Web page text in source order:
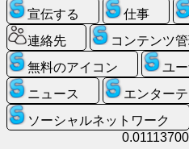
イ
コ
ン
チ
ャ
ッ
宣伝する
仕事
連絡先
コンテンツ
無料のアイコン
ユ
ニュース
エンター
ソーシャルネットワーク